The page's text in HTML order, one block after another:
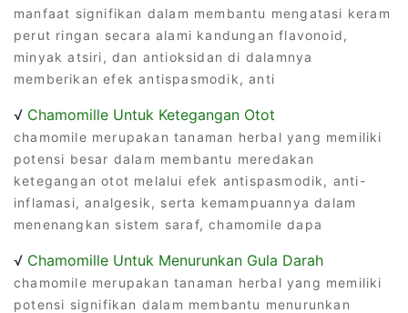
manfaat signifikan dalam membantu mengatasi keram
perut ringan secara alami kandungan flavonoid,
minyak atsiri, dan antioksidan di dalamnya
memberikan efek antispasmodik, anti
√ Chamomille Untuk Ketegangan Otot
chamomile merupakan tanaman herbal yang memiliki
potensi besar dalam membantu meredakan
ketegangan otot melalui efek antispasmodik, anti-
inflamasi, analgesik, serta kemampuannya dalam
menenangkan sistem saraf, chamomile dapa
√ Chamomille Untuk Menurunkan Gula Darah
chamomile merupakan tanaman herbal yang memiliki
potensi signifikan dalam membantu menurunkan